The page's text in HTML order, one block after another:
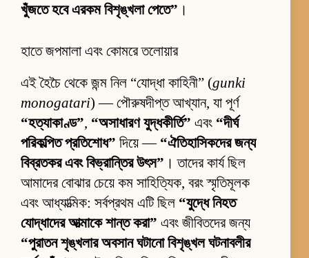
খুঁজতে হবে এরকম বিশৃঙ্খলা পেতে” ।
হাতে জপমালা এবং কোমরে তলোয়ার
এই হৈচৈ থেকে জন্ম নিল “যোদ্ধা কাহিনী” (gunki
monogatari) — পৌরুষদীপ্ত আখ্যান, যা পূর্ণ
“হত্যাকাণ্ড”, “অসাধারণ যুদ্ধকীর্তি” এবং “দীর্ঘ
পরিকল্পিত প্রতিশোধ” দিয়ে — “ঐতিহাসিকদের জন্য
বিব্রতকর এবং বিভ্রান্তির উৎস” । তাদের কার্য ছিল
আমাদের বোঝার চেয়ে কম সাহিত্যিক, বরং স্মৃতিমূলক
এবং আধ্যাত্মিক: সর্বপ্রথম এটি ছিল “যুদ্ধে নিহত
যোদ্ধাদের আত্মাকে শান্ত করা” এবং জীবিতদের জন্য
“পুরাতন শৃঙ্খলার অবসান ঘটানো বিশৃঙ্খল ঘটনাবলীর